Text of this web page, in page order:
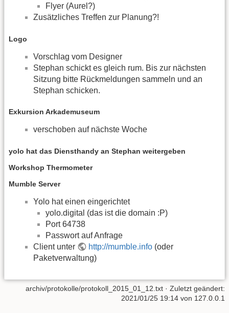
Flyer (Aurel?)
Zusätzliches Treffen zur Planung?!
Logo
Vorschlag vom Designer
Stephan schickt es gleich rum. Bis zur nächsten
Sitzung bitte Rückmeldungen sammeln und an
Stephan schicken.
Exkursion Arkademuseum
verschoben auf nächste Woche
yolo hat das Diensthandy an Stephan weitergeben
Workshop Thermometer
Mumble Server
Yolo hat einen eingerichtet
yolo.digital (das ist die domain :P)
Port 64738
Passwort auf Anfrage
Client unter
http://mumble.info (oder
Paketverwaltung)
archiv/protokolle/protokoll_2015_01_12.txt · Zuletzt geändert:
2021/01/25 19:14 von 127.0.0.1